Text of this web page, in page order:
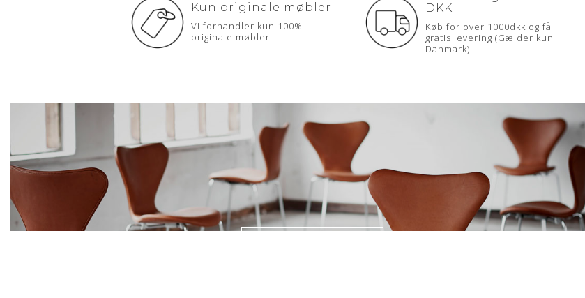
Kun originale møbler
Vi forhandler kun 100%
originale møbler
DKK
Køb for over 1000dkk og få
gratis levering (Gælder kun
Danmark)